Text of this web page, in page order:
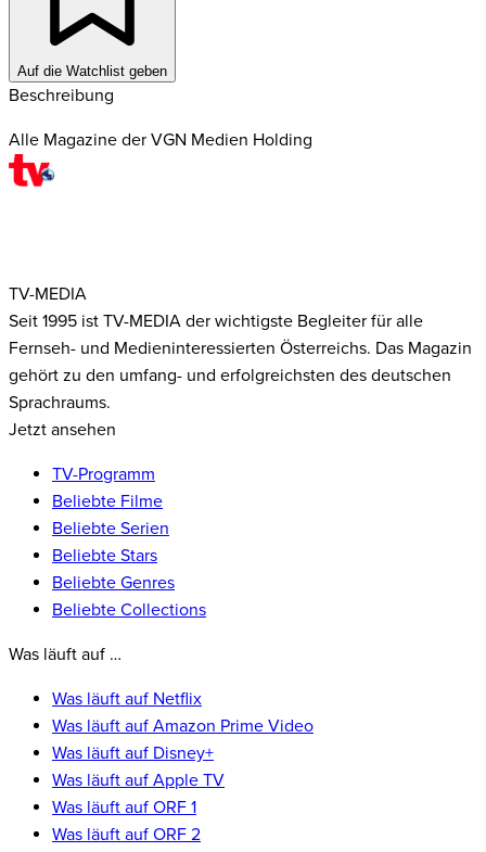
Auf die Watchlist geben
Beschreibung
Alle Magazine der VGN Medien Holding
TV-MEDIA
Seit 1995 ist TV-MEDIA der wichtigste Begleiter für alle
Fernseh- und Medieninteressierten Österreichs. Das Magazin
gehört zu den umfang- und erfolgreichsten des deutschen
Sprachraums.
Jetzt ansehen
TV-Programm
Beliebte Filme
Beliebte Serien
Beliebte Stars
Beliebte Genres
Beliebte Collections
Was läuft auf …
Was läuft auf Netflix
Was läuft auf Amazon Prime Video
Was läuft auf Disney+
Was läuft auf Apple TV
Was läuft auf ORF 1
Was läuft auf ORF 2